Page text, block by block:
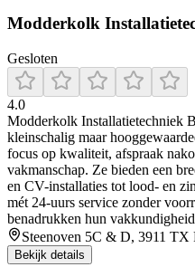
Modderkolk
Gesloten
4.0
Modderkolk Installatietechniek
kleinschalig maar
focus op kwaliteit, afspraak
vakmanschap. Ze bieden een
en CV-installaties tot lood- en
mét 24-uurs service zonder
benadrukken hun
Steenoven 5C & D, 3911 TX
Bekijk details